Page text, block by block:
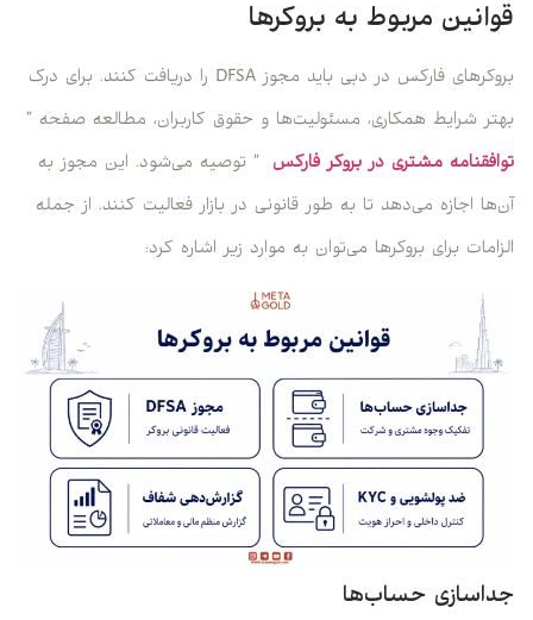
قوانین مربوط به بروکرها
بروکرهای فارکس در دبی باید مجوز DFSA را دریافت کنند. برای درک
بهتر شرایط همکاری، مسئولیت‌ها و حقوق کاربران، مطالعه صفحه ”
توافقنامه مشتری در بروکر فارکس ” توصیه می‌شود. این مجوز به
آن‌ها اجازه می‌دهد تا به طور قانونی در بازار فعالیت کنند. از جمله
الزامات برای بروکرها می‌توان به موارد زیر اشاره کرد:
جداسازی حساب‌ها